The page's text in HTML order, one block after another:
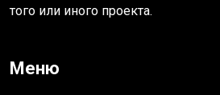
того или иного проекта.
Меню